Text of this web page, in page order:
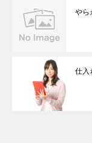
やら
仕入